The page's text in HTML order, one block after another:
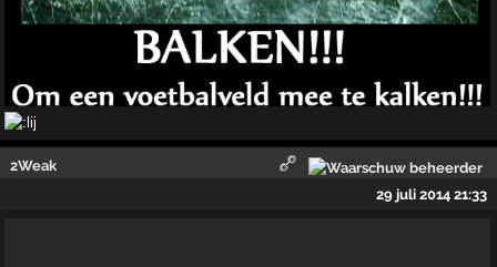
2Weak
29 juli 2014 21:33